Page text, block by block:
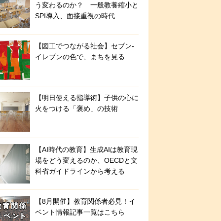
う変わるのか？ 一般教養縮小と
SPI導入、面接重視の時代
【図工でつながる社会】セブン‐
イレブンの色で、まちを見る
【明日使える指導術】子供の心に
火をつける「褒め」の技術
【AI時代の教育】生成AIは教育現
場をどう変えるのか、OECDと文
科省ガイドラインから考える
【8月開催】教育関係者必見！イ
ベント情報記事一覧はこちら